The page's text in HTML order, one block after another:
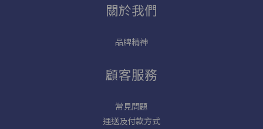
關於我們
品牌精神
顧客服務
常見問題
運送及付款方式